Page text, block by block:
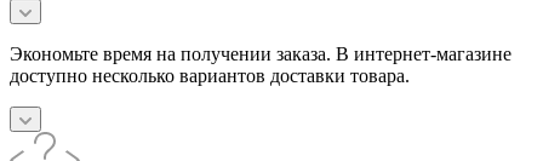
Экономьте время на получении заказа. В интернет-магазине
доступно несколько вариантов доставки товара.